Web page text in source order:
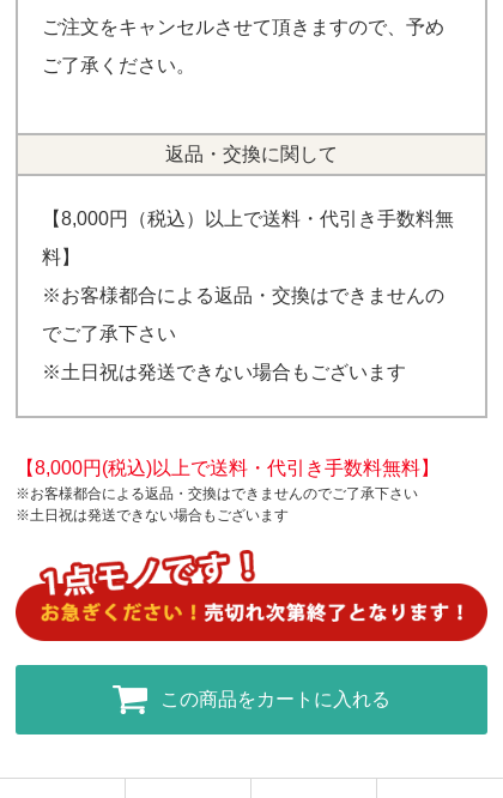
ご注文をキャンセルさせて頂きますので、予め
ご了承ください。
返品・交換に関して
【8,000円（税込）以上で送料・代引き手数料無
料】
※お客様都合による返品・交換はできませんの
でご了承下さい
※土日祝は発送できない場合もございます
【8,000円(税込)以上で送料・代引き手数料無料】
※お客様都合による返品・交換はできませんのでご了承下さい
※土日祝は発送できない場合もございます
この商品をカートに入れる